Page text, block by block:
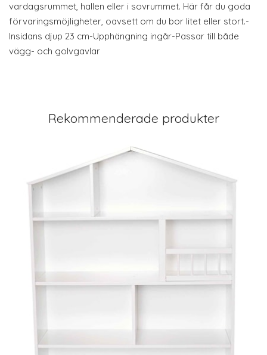
vardagsrummet, hallen eller i sovrummet. Här får du goda
förvaringsmöjligheter, oavsett om du bor litet eller stort.-
Insidans djup 23 cm-Upphängning ingår-Passar till både
vägg- och golvgavlar
Rekommenderade produkter